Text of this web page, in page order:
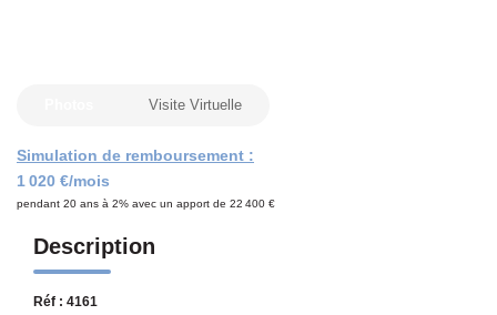
Simulation de remboursement :
1 020 €/mois
pendant 20 ans à 2% avec un apport de 22 400 €
Visite Virtuelle
Description
Réf : 4161